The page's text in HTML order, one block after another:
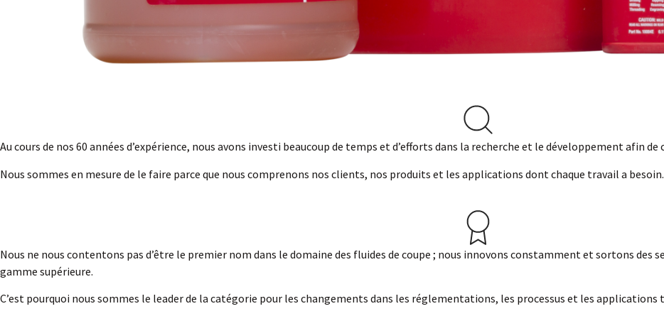
Au cours de nos 60 années d’expérience, nous avons investi beaucoup de temps et d’efforts dans la recherche et le développement afin
Nous sommes en mesure de le faire parce que nous comprenons nos clients, nos produits et les applications dont chaque travail a besoin.
Nous ne nous contentons pas d’être le premier nom dans le domaine des fluides de coupe ; nous innovons constamment et sortons
gamme supérieure.
C’est pourquoi nous sommes le leader de la catégorie pour les changements dans les réglementations, les processus et les applications